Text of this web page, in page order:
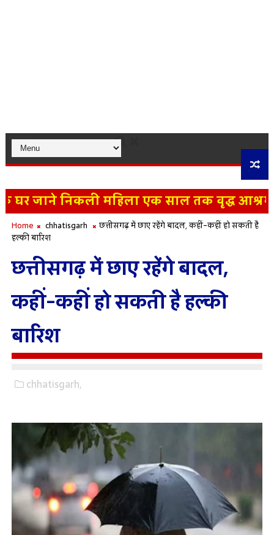
जाने निकली महिला एक साल तक वृद्ध आश्रम में
सफारी के लिए लाए जा रहे हिमालयन भालू
Home chhatisgarh
छत्तीसगढ़ में छाए रहेंगे बादल, कहीं-कहीं हो सकती है
हल्की बारिश
छत्तीसगढ़ में छाए रहेंगे बादल,
कहीं-कहीं हो सकती है हल्की
बारिश
chhatisgarh,